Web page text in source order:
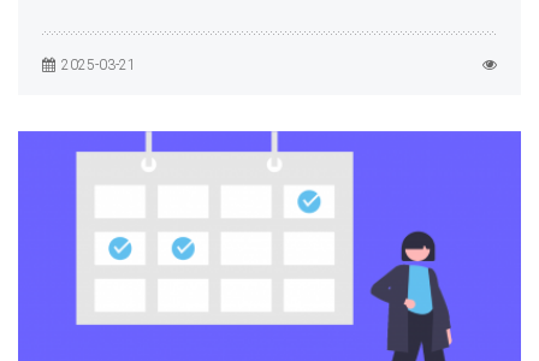
2025-03-21